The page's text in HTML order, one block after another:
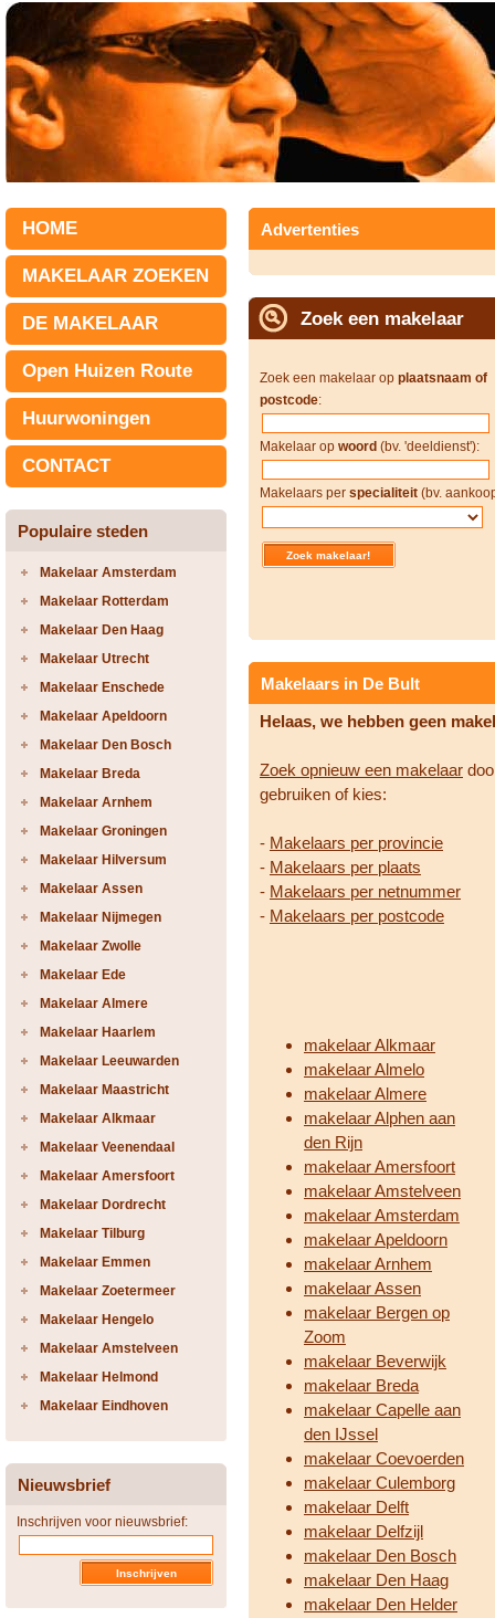
HOME
MAKELAAR ZOEKEN
DE MAKELAAR
Open Huizen Route
Huurwoningen
CONTACT
Populaire steden
Makelaar Amsterdam
Makelaar Rotterdam
Makelaar Den Haag
Makelaar Utrecht
Makelaar Enschede
Makelaar Apeldoorn
Makelaar Den Bosch
Makelaar Breda
Makelaar Arnhem
Makelaar Groningen
Makelaar Hilversum
Makelaar Assen
Makelaar Nijmegen
Makelaar Zwolle
Makelaar Ede
Makelaar Almere
Makelaar Haarlem
Makelaar Leeuwarden
Makelaar Maastricht
Makelaar Alkmaar
Makelaar Veenendaal
Makelaar Amersfoort
Makelaar Dordrecht
Makelaar Tilburg
Makelaar Emmen
Makelaar Zoetermeer
Makelaar Hengelo
Makelaar Amstelveen
Makelaar Helmond
Makelaar Eindhoven
Nieuwsbrief
Inschrijven voor nieuwsbrief:
Advertenties
Zoek een makelaar
Zoek een makelaar op plaatsnaam of
postcode:
Makelaar op woord (bv. 'deeldienst'):
Makelaars per specialiteit (bv.
Makelaars in De Bult
Helaas, we hebben geen
Zoek opnieuw een makelaar
gebruiken of kies:
- Makelaars per provincie
- Makelaars per plaats
- Makelaars per netnummer
- Makelaars per postcode
makelaar Alkmaar
makelaar Almelo
makelaar Almere
makelaar Alphen aan
den Rijn
makelaar Amersfoort
makelaar Amstelveen
makelaar Amsterdam
makelaar Apeldoorn
makelaar Arnhem
makelaar Assen
makelaar Bergen op
Zoom
makelaar Beverwijk
makelaar Breda
makelaar Capelle aan
den IJssel
makelaar Coevoerden
makelaar Culemborg
makelaar Delft
makelaar Delfzijl
makelaar Den Bosch
makelaar Den Haag
makelaar Den Helder